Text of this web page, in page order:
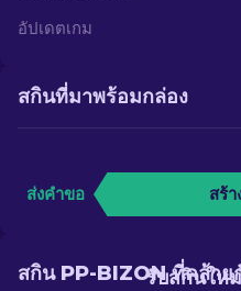
อัปเดตเกม
สกินที่มาพร้อมกล่อง
ส่งคำขอ สร้
รับสกินให
สกิน PP-BIZON ที่คล้าย